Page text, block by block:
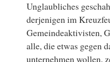
Unglaubliches
derjenigen im
Gemeindeaktivisten,
alle, die etwas gegen
unternehmen wollen,